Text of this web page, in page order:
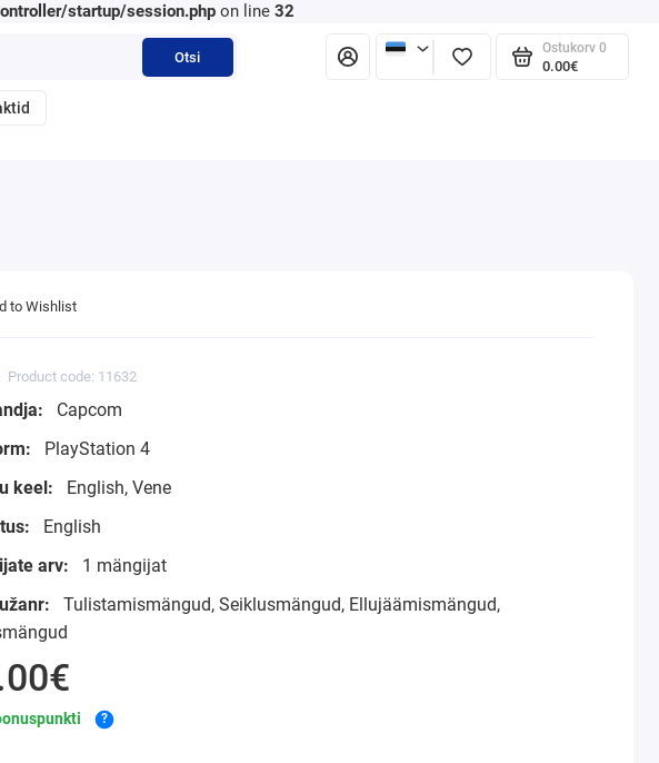
startup/session.php on line 32
Otsi
Ostukorv 0
0.00€
Product code: 11632
Capcom
PlayStation 4
keel:
English, Vene
English
arv:
1 mängijat
Tulistamismängud, Seiklusmängud, Ellujäämismängud,
?
to Wishlist